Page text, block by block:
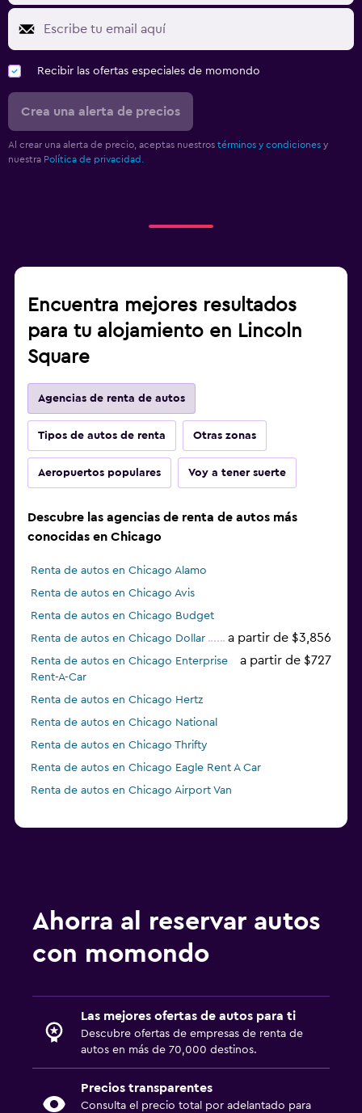
Recibir las ofertas especiales de momondo
Crea una alerta de precios
Al crear una alerta de precio, aceptas nuestros términos y condiciones y
nuestra Política de privacidad.
Encuentra mejores resultados
para tu alojamiento en Lincoln
Square
Agencias de renta de autos
Tipos de autos de renta Otras zonas
Aeropuertos populares Voy a tener suerte
Descubre las agencias de renta de autos más
conocidas en Chicago
Renta de autos en Chicago Alamo
Renta de autos en Chicago Avis
Renta de autos en Chicago Budget
Renta de autos en Chicago Dollar
a partir de $3,856
Renta de autos en Chicago Enterprise
Rent-A-Car
a partir de $727
Renta de autos en Chicago Hertz
Renta de autos en Chicago National
Renta de autos en Chicago Thrifty
Renta de autos en Chicago Eagle Rent A Car
Renta de autos en Chicago Airport Van
Ahorra al reservar autos
con momondo
Las mejores ofertas de autos para ti
Descubre ofertas de empresas de renta de
autos en más de 70,000 destinos.
Precios transparentes
Consulta el precio total por adelantado para